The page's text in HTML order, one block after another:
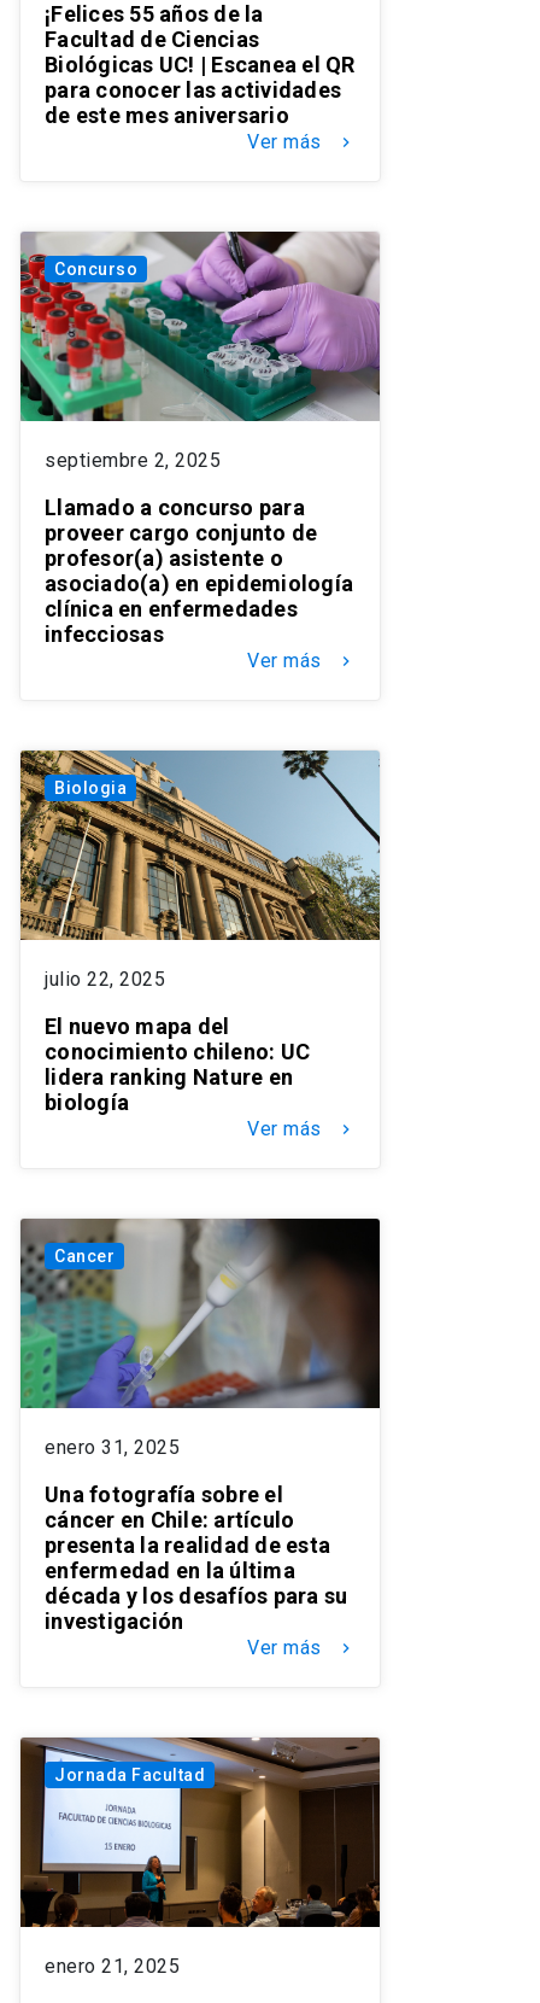
¡Felices 55 años de la
Facultad de Ciencias
Biológicas UC! | Escanea el QR
para conocer las actividades
de este mes aniversario
Ver más keyboard_arrow_right
Concurso
septiembre 2, 2025
Llamado a concurso para
proveer cargo conjunto de
profesor(a) asistente o
asociado(a) en epidemiología
clínica en enfermedades
infecciosas
Ver más keyboard_arrow_right
Biologia
julio 22, 2025
El nuevo mapa del
conocimiento chileno: UC
lidera ranking Nature en
biología
Ver más keyboard_arrow_right
Cancer
enero 31, 2025
Una fotografía sobre el
cáncer en Chile: artículo
presenta la realidad de esta
enfermedad en la última
década y los desafíos para su
investigación
Ver más keyboard_arrow_right
Jornada Facultad
enero 21, 2025